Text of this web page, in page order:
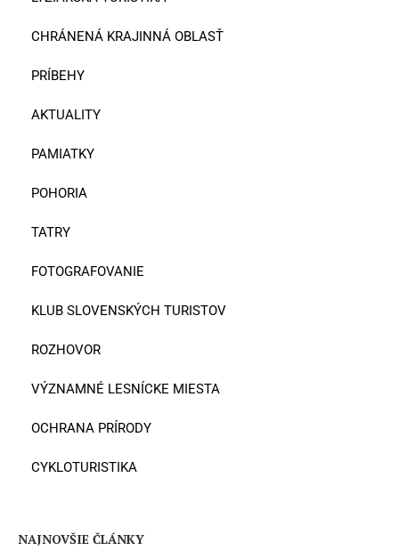
CHRÁNENÁ KRAJINNÁ OBLASŤ
PRÍBEHY
AKTUALITY
PAMIATKY
POHORIA
TATRY
FOTOGRAFOVANIE
KLUB SLOVENSKÝCH TURISTOV
ROZHOVOR
VÝZNAMNÉ LESNÍCKE MIESTA
OCHRANA PRÍRODY
CYKLOTURISTIKA
NAJNOVŠIE ČLÁNKY